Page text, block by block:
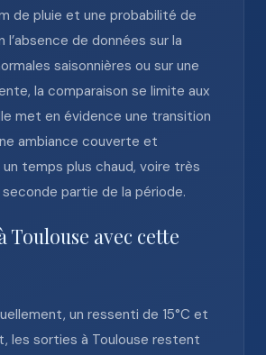
de pluie et une probabilité de
l’absence de données sur la
saisonnières ou sur une
la comparaison se limite aux
met en évidence une transition
ambiance couverte et
temps plus chaud, voire très
seconde partie de la période.
Toulouse avec cette
un ressenti de 15°C et
les sorties à Toulouse restent